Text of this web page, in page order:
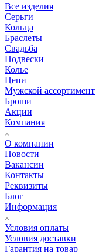
Все изделия
Серьги
Кольца
Браслеты
Свадьба
Подвески
Колье
Цепи
Мужской ассортимент
Броши
Акции
Компания
О компании
Новости
Вакансии
Контакты
Реквизиты
Блог
Информация
Условия оплаты
Условия доставки
Гарантия на товар